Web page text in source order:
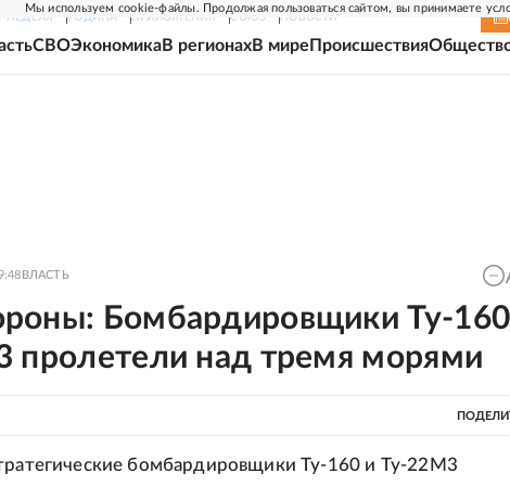
Мы используем cookie-файлы. Продолжая пользоваться сайтом, вы принимаете
НЕДЕЛЯ РОДИНА ПРИЛОЖЕНИЯ СОЮЗ НОВОСТИ
СВОЭкономикаВ регионахВ мире Происшествия
ВЛАСТЬ
Бомбардировщики Ту-
пролетели над тремя морями
бомбардировщики Ту-160 и Ту-22М3